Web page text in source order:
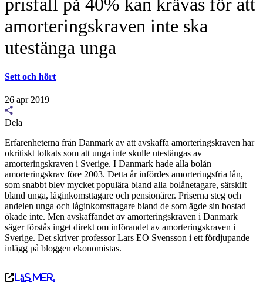
prisfall på 40% kan krävas för att
amorteringskraven inte ska
utestänga unga
Sett och hört
26 apr 2019
Dela
Erfarenheterna från Danmark av att avskaffa amorteringskraven har
okritiskt tolkats som att unga inte skulle utestängas av
amorteringskraven i Sverige. I Danmark hade alla bolån
amorteringskrav före 2003. Detta år infördes amorteringsfria lån,
som snabbt blev mycket populära bland alla bolånetagare, särskilt
bland unga, låginkomsttagare och pensionärer. Priserna steg och
andelen unga och låginkomsttagare bland de som ägde sin bostad
ökade inte. Men avskaffandet av amorteringskraven i Danmark
säger förstås inget direkt om införandet av amorteringskraven i
Sverige. Det skriver professor Lars EO Svensson i ett fördjupande
inlägg på bloggen ekonomistas.
Läs mer.